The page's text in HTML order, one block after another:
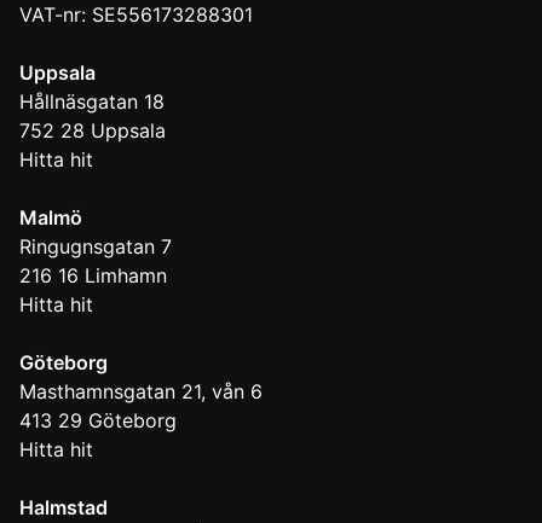
VAT-nr: SE556173288301
Uppsala
Hållnäsgatan 18
752 28 Uppsala
Hitta hit
Malmö
Ringugnsgatan 7
216 16 Limhamn
Hitta hit
Göteborg
Masthamnsgatan 21, vån 6
413 29 Göteborg
Hitta hit
Halmstad